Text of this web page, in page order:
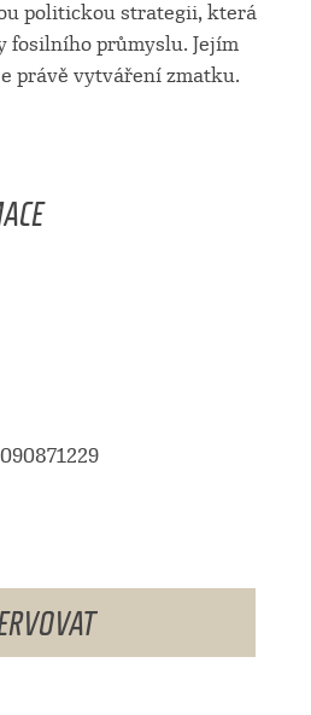
politickou strategii, která
fosilního průmyslu. Jejím
právě vytváření zmatku.